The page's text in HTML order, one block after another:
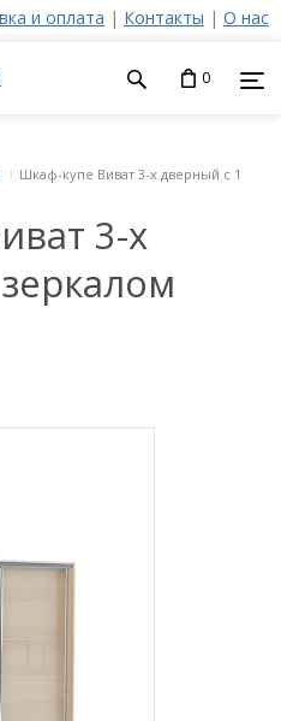
и оплата | Контакты | О нас
0
3-х
Шкаф-купе Виват 3-х дверный с 1